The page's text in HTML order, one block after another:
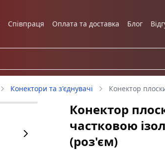
Співпраця Оплата та доставка Блог
Конектори та з'єднувачі Конектор
Конектор
частковою
(роз'єм)